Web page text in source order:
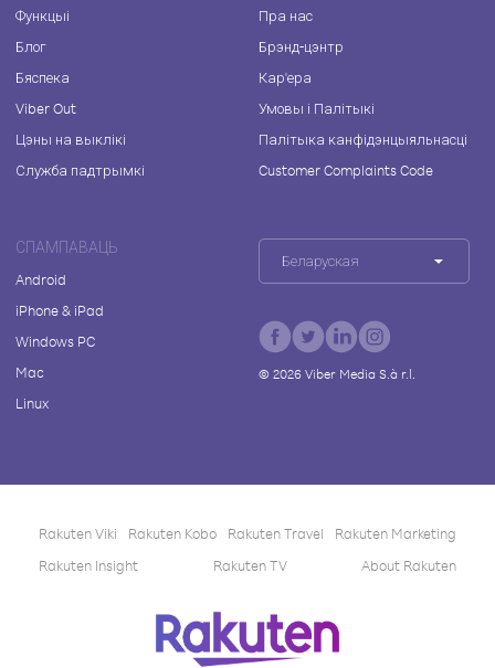
Функцыі
Блог
Бяспека
Viber Out
Цэны на выклікі
Служба падтрымкі
Пра нас
Брэнд-цэнтр
Кар'ера
Умовы і Палітыкі
Палітыка канфідэнцыяльнасці
Customer Complaints Code
СПАМПАВАЦЬ
Android
iPhone & iPad
Windows PC
Mac
Linux
Беларуская
© 2026Viber Media S.à r.l.
Rakuten Viki Rakuten Kobo Rakuten Travel
Rakuten Marketing
Rakuten Insight
Rakuten TV About Rakuten